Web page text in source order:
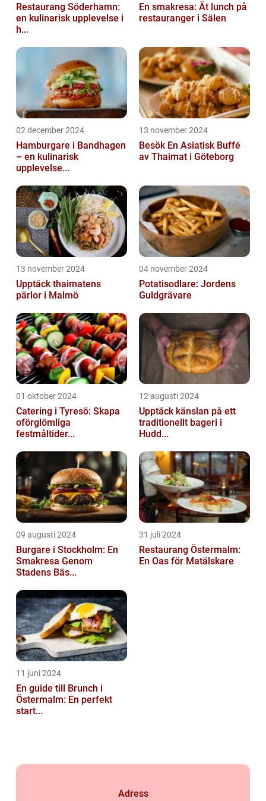
Restaurang Söderhamn:
en kulinarisk upplevelse i
h...
En smakresa: Ät lunch på
restauranger i Sälen
02 december 2024
Hamburgare i Bandhagen
– en kulinarisk
upplevelse...
13 november 2024
Besök En Asiatisk Buffé
av Thaimat i Göteborg
13 november 2024
Upptäck thaimatens
pärlor i Malmö
04 november 2024
Potatisodlare: Jordens
Guldgrävare
01 oktober 2024
Catering i Tyresö: Skapa
oförglömliga
festmåltider...
12 augusti 2024
Upptäck känslan på ett
traditionellt bageri i
Hudd...
09 augusti 2024
Burgare i Stockholm: En
Smakresa Genom
Stadens Bäs...
31 juli 2024
Restaurang Östermalm:
En Oas för Matälskare
11 juni 2024
En guide till Brunch i
Östermalm: En perfekt
start...
Adress